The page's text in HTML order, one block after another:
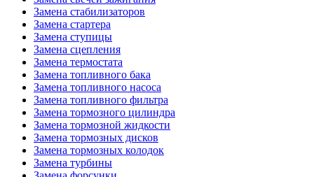
Замена стабилизаторов
Замена стартера
Замена ступицы
Замена сцепления
Замена термостата
Замена топливного бака
Замена топливного насоса
Замена топливного фильтра
Замена тормозного цилиндра
Замена тормозной жидкости
Замена тормозных дисков
Замена тормозных колодок
Замена турбины